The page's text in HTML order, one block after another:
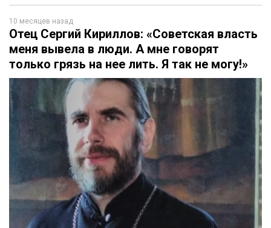
10 месяцев назад
Отец Сергий Кириллов: «Советская власть
меня вывела в люди. А мне говорят
только грязь на нее лить. Я так не могу!»